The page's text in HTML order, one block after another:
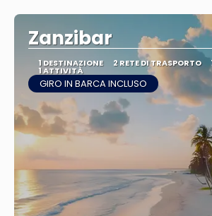
Zanzibar
1 DESTINAZIONE 2 RETE DI TRASPORTO
1 ATTIVITÀ
GIRO IN BARCA INCLUSO